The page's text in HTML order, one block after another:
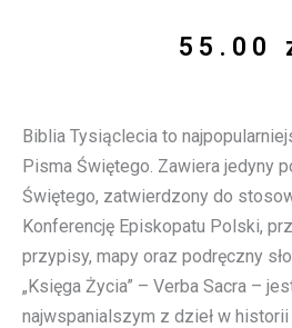
55.00
Biblia Tysiąclecia to
Pisma Świętego. Zawiera jedyny
Świętego, zatwierdzony do
Konferencję Episkopatu Polski,
przypisy, mapy oraz podręczny
„Księga Życia” – Verba Sacra –
najwspanialszym z dzieł w